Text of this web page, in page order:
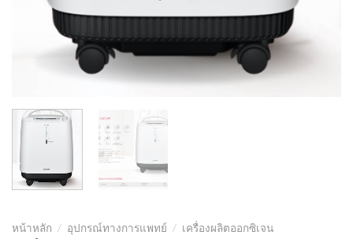
หน้าหลัก / อุปกรณ์ทางการแพทย์ / เครื่องผลิตออกซิเจน